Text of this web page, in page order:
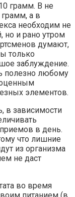
грамм. В не
а в
необходим не
но и рано утром
думают,
только
заблуждение.
полезно любому
элементов.
в зависимости
в день.
что лишние
из организма
не даст
во время